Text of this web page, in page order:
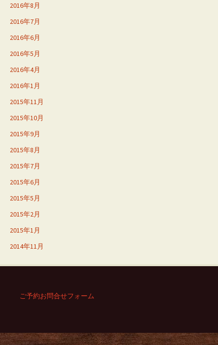
2016年8月
2016年7月
2016年6月
2016年5月
2016年4月
2016年1月
2015年11月
2015年10月
2015年9月
2015年8月
2015年7月
2015年6月
2015年5月
2015年2月
2015年1月
2014年11月
ご予約お問合せフォーム